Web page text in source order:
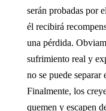
serán probadas por
él recibirá
una pérdida.
sufrimiento real y
no se puede
Finalmente, los
quemen y escapen